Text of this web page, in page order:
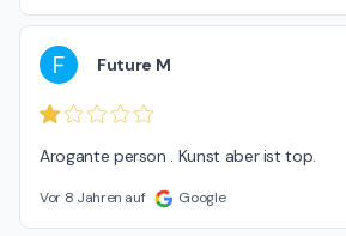
F Future M
Arogante person . Kunst aber ist top.
Vor 8 Jahren auf Google